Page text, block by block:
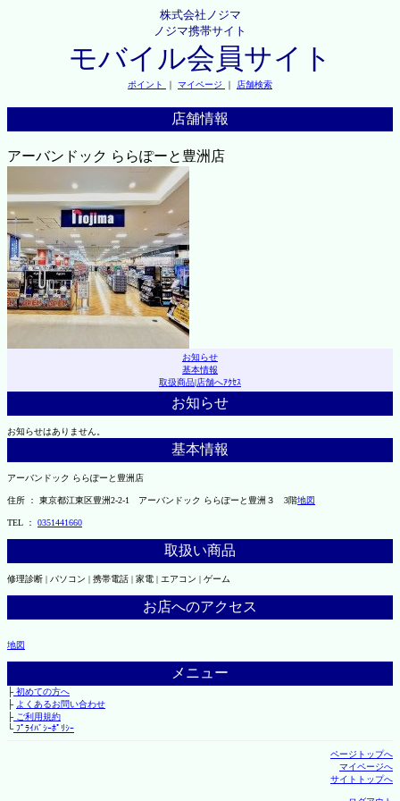
株式会社ノジマ
ノジマ携帯サイト
モバイル会員サイト
ポイント ｜ マイページ ｜ 店舗検索
店舗情報
アーバンドック ららぽーと豊洲店
お知らせ
基本情報
取扱商品|店舗へｱｸｾｽ
お知らせ
お知らせはありません。
基本情報
アーバンドック ららぽーと豊洲店
住所 ： 東京都江東区豊洲2-2-1 アーバンドック ららぽーと豊洲３ 3階地図
TEL ： 0351441660
取扱い商品
修理診断 | パソコン | 携帯電話 | 家電 | エアコン | ゲーム
お店へのアクセス
地図
メニュー
├初めての方へ
├ よくあるお問い合わせ
├ご利用規約
└ﾌﾟﾗｲﾊﾞｼｰﾎﾟﾘｼｰ
ページトップへ
マイページへ
サイトトップへ